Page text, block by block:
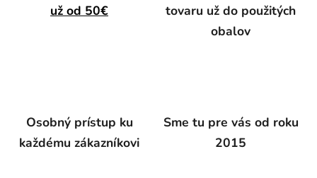
už od 50€
tovaru už do použitých
obalov
Osobný prístup ku
každému zákazníkovi
Sme tu pre vás od roku
2015